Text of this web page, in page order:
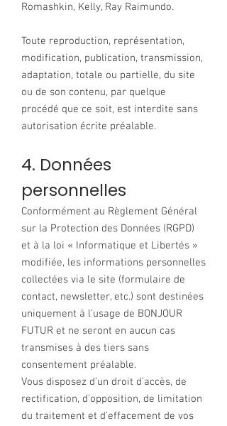
Romashkin, Kelly, Ray Raimundo.
Toute reproduction, représentation,
modification, publication, transmission,
adaptation, totale ou partielle, du site
ou de son contenu, par quelque
procédé que ce soit, est interdite sans
autorisation écrite préalable.
4. Données
personnelles
Conformément au Règlement Général
sur la Protection des Données (RGPD)
et à la loi « Informatique et Libertés »
modifiée, les informations personnelles
collectées via le site (formulaire de
contact, newsletter, etc.) sont destinées
uniquement à l’usage de BONJOUR
FUTUR et ne seront en aucun cas
transmises à des tiers sans
consentement préalable.
Vous disposez d’un droit d’accès, de
rectification, d’opposition, de limitation
du traitement et d’effacement de vos